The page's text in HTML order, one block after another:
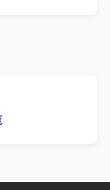
、CSSプリプ
動作確認な
係者と円滑
ていただけ
ため、フルス